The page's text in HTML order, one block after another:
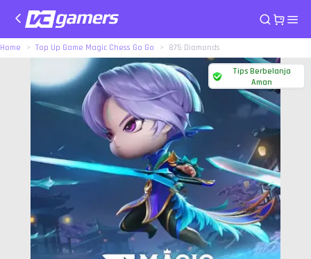
Home Top Up Game Magic Chess Go Go 875 Diamonds
Tips Berbelanja
Aman